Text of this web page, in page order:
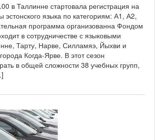
.
0
6
2
0
2
1
в Таллинне стартовала регистрация на
эстонского языка по категориям: А1, А2,
программа организованна Фондом
в сотрудничестве с языковыми
Тарту, Нарве, Силламяэ, Йыхви и
Когда-Ярве. В этот сезон
в общей сложности 38 учебных групп,